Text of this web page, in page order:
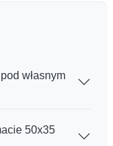
własnym
50x35